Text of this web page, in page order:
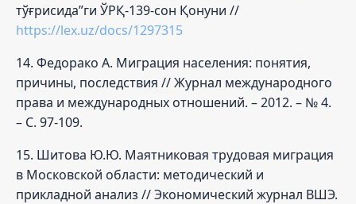
тўғрисида”ги ЎРҚ-139-сон Қонуни //
https://lex.uz/docs/1297315
14. Федорако А. Миграция населения: понятия,
причины, последствия // Журнал международного
права и международных отношений. – 2012. – № 4.
– С. 97-109.
15. Шитова Ю.Ю. Маятниковая трудовая миграция
в Московской области: методический и
прикладной анализ // Экономический журнал ВШЭ.